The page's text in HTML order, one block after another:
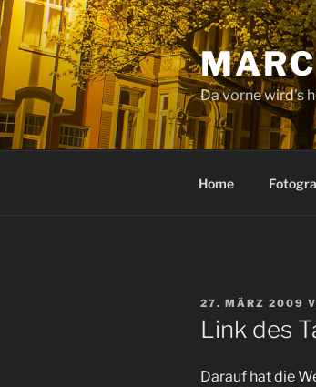
Zum
Inhalt
springen
Da vorne wird's
Home
AM
27. MÄRZ 2009
Link des
Darauf hat die